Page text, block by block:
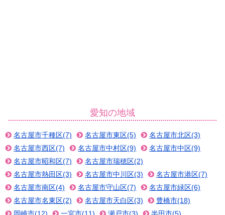
愛知の地域
名古屋市千種区(7) 名古屋市東区(5)
名古屋市北区(3)
名古屋市西区(7)
名古屋市中村区(9)
名古屋市中区(9)
名古屋市昭和区(7)
名古屋市瑞穂区(2)
名古屋市熱田区(3)
名古屋市中川区(3)
名古屋市港区(7)
名古屋市南区(4)
名古屋市守山区(7)
名古屋市緑区(6)
名古屋市名東区(2)
名古屋市天白区(3)
豊橋市(18)